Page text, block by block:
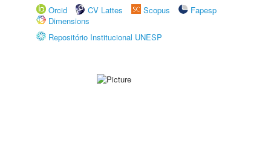
Orcid
CV Lattes Scopus
Fapesp
Dimensions
Repositório Institucional UNESP